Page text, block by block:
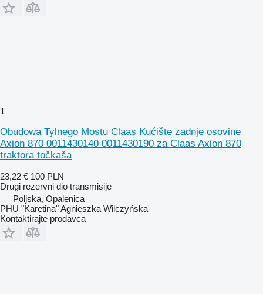
1
Obudowa Tylnego Mostu Claas Kućište zadnje osovine
Axion 870 0011430140 0011430190 za Claas Axion 870
traktora točkaša
23,22 € 100 PLN
Drugi rezervni dio transmisije
Poljska, Opalenica
PHU "Karetina" Agnieszka Wilczyńska
Kontaktirajte prodavca